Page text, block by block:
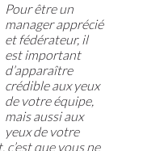
Pour être un
manager apprécié
et fédérateur, il
est important
d’apparaître
crédible aux yeux
de votre équipe,
mais aussi aux
yeux de votre
c’est que vous ne